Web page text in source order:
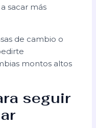
sacar más
de cambio o
montos altos
seguir